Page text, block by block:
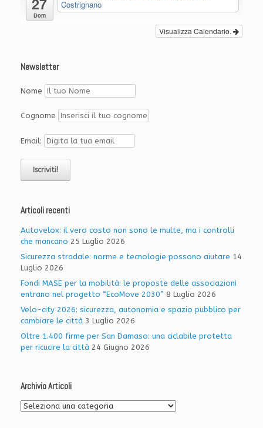
Dom
Costrignano
Visualizza Calendario.
Newsletter
Nome
Cognome
Email:
Articoli recenti
Autovelox: il vero costo non sono le multe, ma i controlli
che mancano 25 Luglio 2026
Sicurezza stradale: norme e tecnologie possono aiutare 14
Luglio 2026
Fondi MASE per la mobilità: le proposte delle associazioni
entrano nel progetto “EcoMove 2030” 8 Luglio 2026
Velo-city 2026: sicurezza, autonomia e spazio pubblico per
cambiare le città 3 Luglio 2026
Oltre 1.400 firme per San Damaso: una ciclabile protetta
per ricucire la città 24 Giugno 2026
Archivio Articoli
Archivio